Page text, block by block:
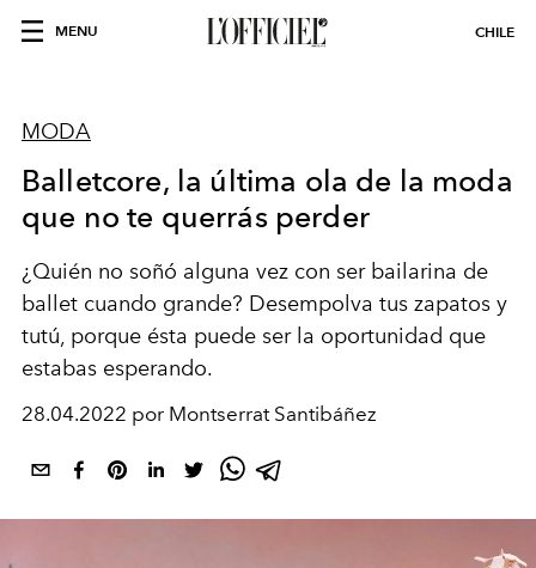
MENU CHILE
MODA
Balletcore, la última ola de la moda
que no te querrás perder
¿Quién no soñó alguna vez con ser bailarina de
ballet cuando grande? Desempolva tus zapatos y
tutú, porque ésta puede ser la oportunidad que
estabas esperando.
28.04.2022 por Montserrat Santibáñez